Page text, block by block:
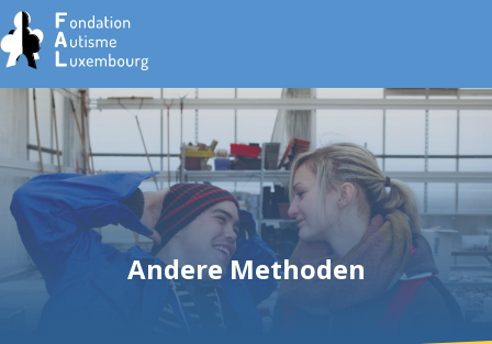
Home
Stiftung
Dienste
Andere Methoden